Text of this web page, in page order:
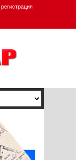
регистрация